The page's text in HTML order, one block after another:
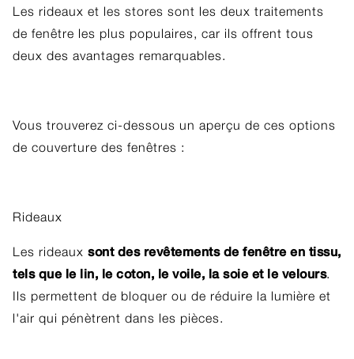
Les rideaux et les stores sont les deux traitements
de fenêtre les plus populaires, car ils offrent tous
deux des avantages remarquables.
Vous trouverez ci-dessous un aperçu de ces options
de couverture des fenêtres :
Rideaux
Les rideaux sont des revêtements de fenêtre en tissu,
tels que le lin, le coton, le voile, la soie et le velours.
Ils permettent de bloquer ou de réduire la lumière et
l'air qui pénètrent dans les pièces.